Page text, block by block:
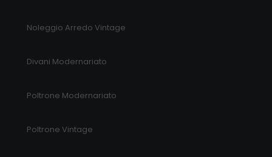
Noleggio Arredo Vintage
Divani Modernariato
Poltrone Modernariato
Poltrone Vintage